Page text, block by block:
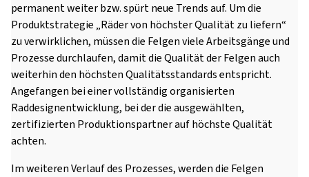
permanent weiter bzw. spürt neue Trends auf. Um die
Produktstrategie „Räder von höchster Qualität zu liefern“
zu verwirklichen, müssen die Felgen viele Arbeitsgänge und
Prozesse durchlaufen, damit die Qualität der Felgen auch
weiterhin den höchsten Qualitätsstandards entspricht.
Angefangen bei einer vollständig organisierten
Raddesignentwicklung, bei der die ausgewählten,
zertifizierten Produktionspartner auf höchste Qualität
achten.
Im weiteren Verlauf des Prozesses, werden die Felgen